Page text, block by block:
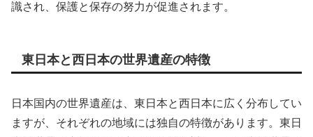
識され、保護と保存の努力が促進されます。
東日本と西日本の世界遺産の特徴
日本国内の世界遺産は、東日本と西日本に広く分布してい
ますが、それぞれの地域には独自の特徴があります。東日